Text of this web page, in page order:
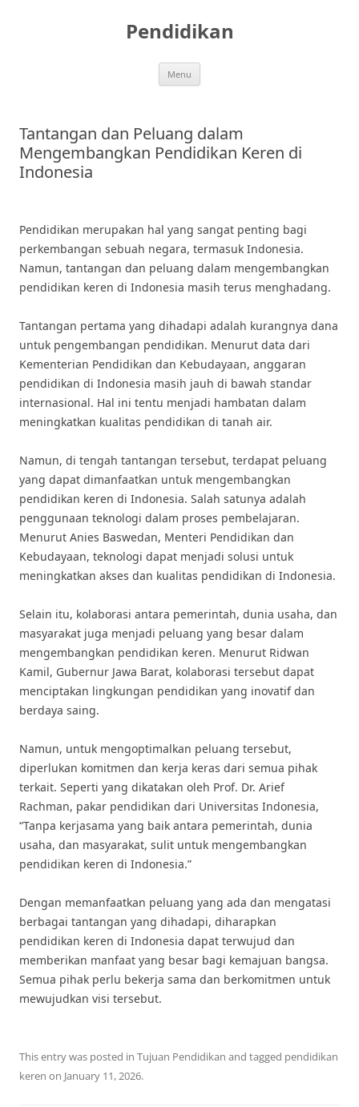
Pendidikan
Menu
Tantangan dan Peluang dalam
Mengembangkan Pendidikan Keren di
Indonesia
Pendidikan merupakan hal yang sangat penting bagi
perkembangan sebuah negara, termasuk Indonesia.
Namun, tantangan dan peluang dalam mengembangkan
pendidikan keren di Indonesia masih terus menghadang.
Tantangan pertama yang dihadapi adalah kurangnya dana
untuk pengembangan pendidikan. Menurut data dari
Kementerian Pendidikan dan Kebudayaan, anggaran
pendidikan di Indonesia masih jauh di bawah standar
internasional. Hal ini tentu menjadi hambatan dalam
meningkatkan kualitas pendidikan di tanah air.
Namun, di tengah tantangan tersebut, terdapat peluang
yang dapat dimanfaatkan untuk mengembangkan
pendidikan keren di Indonesia. Salah satunya adalah
penggunaan teknologi dalam proses pembelajaran.
Menurut Anies Baswedan, Menteri Pendidikan dan
Kebudayaan, teknologi dapat menjadi solusi untuk
meningkatkan akses dan kualitas pendidikan di Indonesia.
Selain itu, kolaborasi antara pemerintah, dunia usaha, dan
masyarakat juga menjadi peluang yang besar dalam
mengembangkan pendidikan keren. Menurut Ridwan
Kamil, Gubernur Jawa Barat, kolaborasi tersebut dapat
menciptakan lingkungan pendidikan yang inovatif dan
berdaya saing.
Namun, untuk mengoptimalkan peluang tersebut,
diperlukan komitmen dan kerja keras dari semua pihak
terkait. Seperti yang dikatakan oleh Prof. Dr. Arief
Rachman, pakar pendidikan dari Universitas Indonesia,
“Tanpa kerjasama yang baik antara pemerintah, dunia
usaha, dan masyarakat, sulit untuk mengembangkan
pendidikan keren di Indonesia.”
Dengan memanfaatkan peluang yang ada dan mengatasi
berbagai tantangan yang dihadapi, diharapkan
pendidikan keren di Indonesia dapat terwujud dan
memberikan manfaat yang besar bagi kemajuan bangsa.
Semua pihak perlu bekerja sama dan berkomitmen untuk
mewujudkan visi tersebut.
This entry was posted in Tujuan Pendidikan and tagged pendidikan
keren on January 11, 2026.